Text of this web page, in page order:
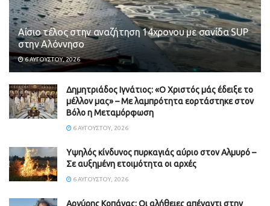
Αίσιο τέλος στην αναζήτηση 14χρονου με σανίδα SUP
στην Αλόννησο
6 ΑΥΓΟΎΣΤΟΥ, 2026
Δημητριάδος Ιγνάτιος: «Ο Χριστός μάς έδειξε το
μέλλον μας» – Με λαμπρότητα εορτάστηκε στον
Βόλο η Μεταμόρφωση
6 ΑΥΓΟΎΣΤΟΥ, 2026
Υψηλός κίνδυνος πυρκαγιάς αύριο στον Αλμυρό –
Σε αυξημένη ετοιμότητα οι αρχές
6 ΑΥΓΟΎΣΤΟΥ, 2026
Aργύρης Κοπάνας: Οι αλήθειες απέναντι στην